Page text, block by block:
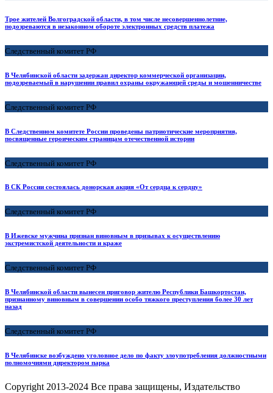
Трое жителей Волгоградской области, в том числе несовершеннолетние,
подозреваются в незаконном обороте электронных средств платежа
Следственный комитет РФ
В Челябинской области задержан директор коммерческой организации,
подозреваемый в нарушении правил охраны окружающей среды и мошенничестве
Следственный комитет РФ
В Следственном комитете России проведены патриотические мероприятия,
посвященные героическим страницам отечественной истории
Следственный комитет РФ
В СК России состоялась донорская акция «От сердца к сердцу»
Следственный комитет РФ
В Ижевске мужчина признан виновным в призывах к осуществлению
экстремистской деятельности и краже
Следственный комитет РФ
В Челябинской области вынесен приговор жителю Республики Башкортостан,
признанному виновным в совершении особо тяжкого преступления более 30 лет
назад
Следственный комитет РФ
В Челябинске возбуждено уголовное дело по факту злоупотребления должностными
полномочиями директором парка
Copyright 2013-2024 Все права защищены, Издательство